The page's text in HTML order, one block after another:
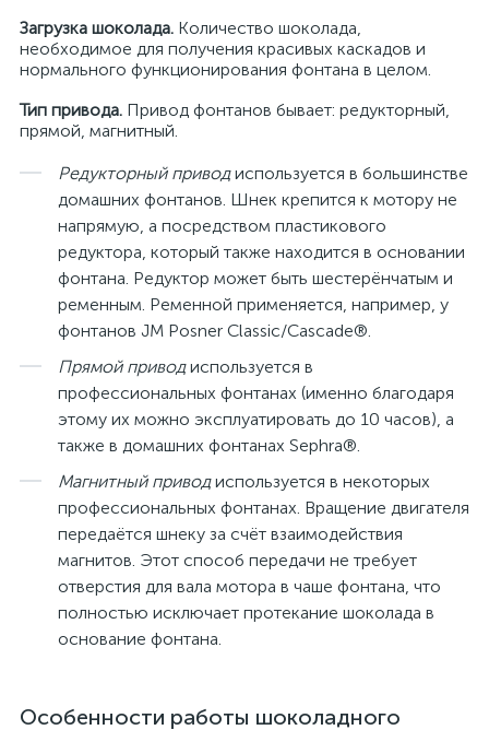
Загрузка шоколада. Количество шоколада,
необходимое для получения красивых каскадов и
нормального функционирования фонтана в целом.
Тип привода. Привод фонтанов бывает: редукторный,
прямой, магнитный.
Редукторный приводиспользуется в большинстве
домашних фонтанов. Шнек крепится к мотору не
напрямую, а посредством пластикового
редуктора, который также находится в основании
фонтана. Редуктор может быть шестерёнчатым и
ременным. Ременной применяется, например, у
фонтанов JM Posner Classic/Cascade®.
Прямой приводиспользуется в
профессиональных фонтанах (именно благодаря
этому их можно эксплуатировать до 10 часов), а
также в домашних фонтанах Sephra®.
Магнитный приводиспользуется в некоторых
профессиональных фонтанах. Вращение двигателя
передаётся шнеку за счёт взаимодействия
магнитов. Этот способ передачи не требует
отверстия для вала мотора в чаше фонтана, что
полностью исключает протекание шоколада в
основание фонтана.
Особенности работы шоколадного